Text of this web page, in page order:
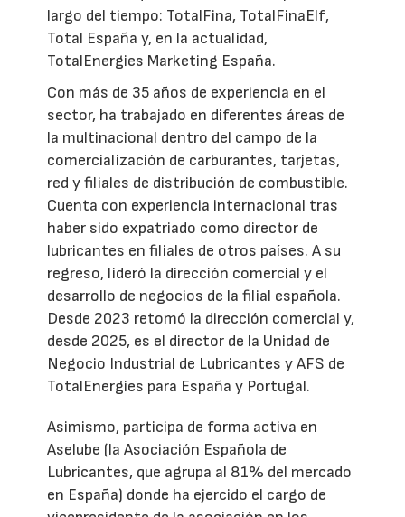
largo del tiempo: TotalFina, TotalFinaElf,
Total España y, en la actualidad,
TotalEnergies Marketing España.
Con más de 35 años de experiencia en el
sector, ha trabajado en diferentes áreas de
la multinacional dentro del campo de la
comercialización de carburantes, tarjetas,
red y filiales de distribución de combustible.
Cuenta con experiencia internacional tras
haber sido expatriado como director de
lubricantes en filiales de otros países. A su
regreso, lideró la dirección comercial y el
desarrollo de negocios de la filial española.
Desde 2023 retomó la dirección comercial y,
desde 2025, es el director de la Unidad de
Negocio Industrial de Lubricantes y AFS de
TotalEnergies para España y Portugal.
Asimismo, participa de forma activa en
Aselube (la Asociación Española de
Lubricantes, que agrupa al 81% del mercado
en España) donde ha ejercido el cargo de